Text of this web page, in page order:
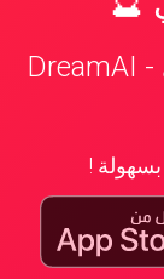
📱 تطبيق تفسير الأحلام الذكي - DreamAI
!